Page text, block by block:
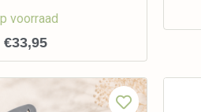
voorraad
€33,95